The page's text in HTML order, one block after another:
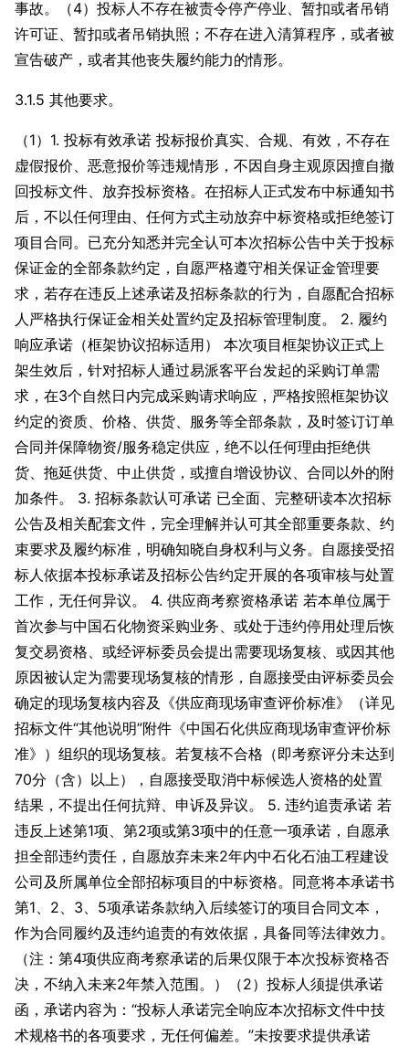
事故。（4）投标人不存在被责令停产停业、暂扣或者吊销
许可证、暂扣或者吊销执照；不存在进入清算程序，或者被
宣告破产，或者其他丧失履约能力的情形。
3.1.5 其他要求。
（1）1. 投标有效承诺 投标报价真实、合规、有效，不存在
虚假报价、恶意报价等违规情形，不因自身主观原因擅自撤
回投标文件、放弃投标资格。在招标人正式发布中标通知书
后，不以任何理由、任何方式主动放弃中标资格或拒绝签订
项目合同。已充分知悉并完全认可本次招标公告中关于投标
保证金的全部条款约定，自愿严格遵守相关保证金管理要
求，若存在违反上述承诺及招标条款的行为，自愿配合招标
人严格执行保证金相关处置约定及招标管理制度。 2. 履约
响应承诺（框架协议招标适用） 本次项目框架协议正式上
架生效后，针对招标人通过易派客平台发起的采购订单需
求，在3个自然日内完成采购请求响应，严格按照框架协议
约定的资质、价格、供货、服务等全部条款，及时签订订单
合同并保障物资/服务稳定供应，绝不以任何理由拒绝供
货、拖延供货、中止供货，或擅自增设协议、合同以外的附
加条件。 3. 招标条款认可承诺 已全面、完整研读本次招标
公告及相关配套文件，完全理解并认可其全部重要条款、约
束要求及履约标准，明确知晓自身权利与义务。自愿接受招
标人依据本投标承诺及招标公告约定开展的各项审核与处置
工作，无任何异议。 4. 供应商考察资格承诺 若本单位属于
首次参与中国石化物资采购业务、或处于违约停用处理后恢
复交易资格、或经评标委员会提出需要现场复核、或因其他
原因被认定为需要现场复核的情形，自愿接受由评标委员会
确定的现场复核内容及《供应商现场审查评价标准》（详见
招标文件“其他说明”附件《中国石化供应商现场审查评价标
准》）组织的现场复核。若复核不合格（即考察评分未达到
70分（含）以上），自愿接受取消中标候选人资格的处置
结果，不提出任何抗辩、申诉及异议。 5. 违约追责承诺 若
违反上述第1项、第2项或第3项中的任意一项承诺，自愿承
担全部违约责任，自愿放弃未来2年内中石化石油工程建设
公司及所属单位全部招标项目的中标资格。同意将本承诺书
第1、2、3、5项承诺条款纳入后续签订的项目合同文本，
作为合同履约及违约追责的有效依据，具备同等法律效力。
（注：第4项供应商考察承诺的后果仅限于本次投标资格否
决，不纳入未来2年禁入范围。）（2）投标人须提供承诺
函，承诺内容为：“投标人承诺完全响应本次招标文件中技
术规格书的各项要求，无任何偏差。”未按要求提供承诺